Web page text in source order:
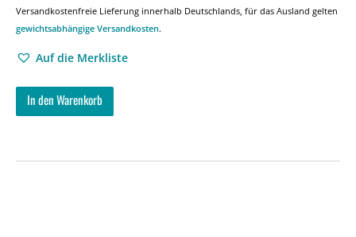
Versandkostenfreie Lieferung innerhalb Deutschlands, für das Ausland gelten
gewichtsabhängige Versandkosten.
Auf die Merkliste
In den Warenkorb